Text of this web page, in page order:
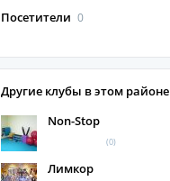
Посетители 0
Другие клубы в этом районе
Non-Stop
(0)
Лимкор